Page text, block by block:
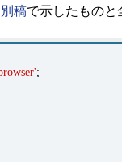
別稿で示したものと
;